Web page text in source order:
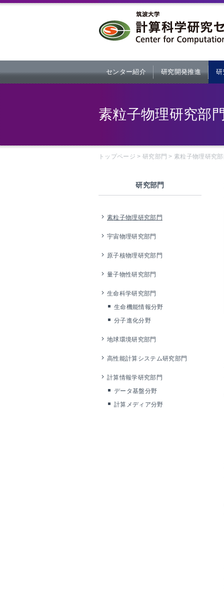
本文へ
センター紹介 研究開発推進 研
素粒子物理研究部
トップページ > 研究部門 >素粒子物理研究部
研究部門
素粒子物理研究部門
宇宙物理研究部門
原子核物理研究部門
量子物性研究部門
生命科学研究部門
生命機能情報分野
分子進化分野
地球環境研究部門
高性能計算システム研究部門
計算情報学研究部門
データ基盤分野
計算メディア分野